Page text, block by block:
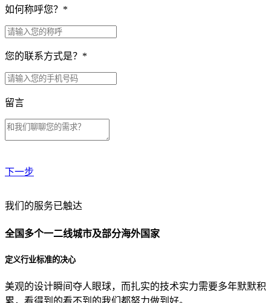
如何称呼您？ *
您的联系方式是？ *
留言
下一步
贵公司预算范围是？
贵公司的团队规模是？
目前主要的营销渠道是？
我们的服务已触达
全国多个一二线城市及部分海外国家
定义行业标准的决心
美观的设计瞬间夺人眼球，而扎实的技术实力需要多年默默积
累，看得到的看不到的我们都努力做到好。